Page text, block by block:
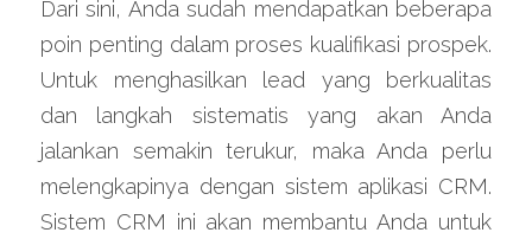
Dari sini, Anda sudah mendapatkan beberapa
poin penting dalam proses kualifikasi prospek.
Untuk menghasilkan lead yang berkualitas
dan langkah sistematis yang akan Anda
jalankan semakin terukur, maka Anda perlu
melengkapinya dengan sistem aplikasi CRM.
Sistem CRM ini akan membantu Anda untuk